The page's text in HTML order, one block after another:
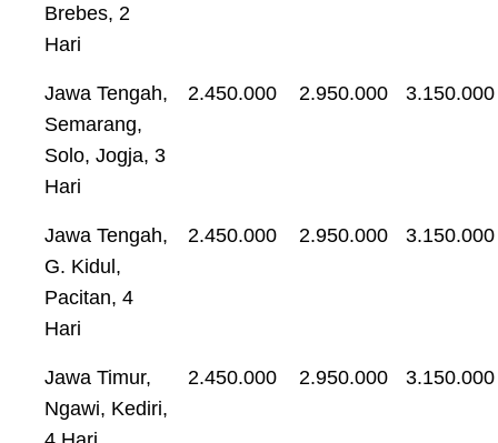
Brebes, 2
Hari
Jawa Tengah,
Semarang,
Solo, Jogja, 3
Hari
2.450.000 2.950.000 3.150.000
Jawa Tengah,
G. Kidul,
Pacitan, 4
Hari
2.450.000 2.950.000 3.150.000
Jawa Timur,
Ngawi, Kediri,
2.450.000 2.950.000 3.150.000